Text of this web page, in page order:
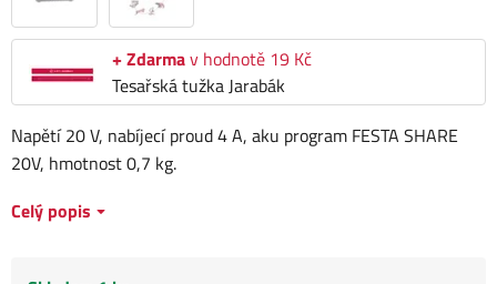
+ Zdarmav hodnotě 19 Kč
Tesařská tužka Jarabák
Napětí 20 V, nabíjecí proud 4 A, aku program FESTA SHARE
20V, hmotnost 0,7 kg.
Celý popis